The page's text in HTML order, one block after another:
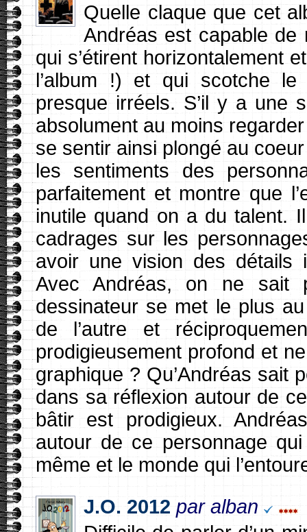
Quelle claque que cet
Andréas est capable de
qui s’étirent horizontalement
l’album !) et qui scotche
presque irréels. S’il y a une
absolument au moins
se sentir ainsi plongé au
les sentiments des
parfaitement et montre que
inutile quand on a du talent.
cadrages sur les
avoir une vision des détails
Avec Andréas, on ne sait
dessinateur se met le plus
de l’autre et
prodigieusement profond et
graphique ? Qu’Andréas sait
dans sa réflexion autour de
bâtir est prodigieux.
autour de ce personnage
même et le monde qui
J.O. 2012 par alban